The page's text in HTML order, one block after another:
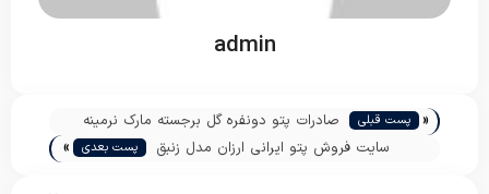
admin
« پست قبلی
صادرات پتو دونفره گل برجسته مارک نرمینه
سایت فروش پتو ایرانی ارزان مدل زنبق
پست بعدی »